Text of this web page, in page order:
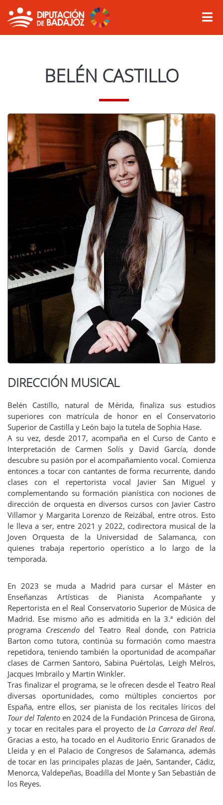
BELÉN CASTILLO
DIRECCIÓN MUSICAL
Belén Castillo, natural de Mérida, finaliza sus estudios
superiores con matrícula de honor en el Conservatorio
Superior de Castilla y León bajo la tutela de Sophia Hase.
A su vez, desde 2017, acompaña en el Curso de Canto e
Interpretación de Carmen Solís y David García, donde
descubre su pasión por el acompañamiento vocal. Comienza
entonces a tocar con cantantes de forma recurrente, dando
clases con el repertorista vocal Javier San Miguel y
complementando su formación pianística con nociones de
dirección de orquesta en diversos cursos con Javier Castro
Villamor y Margarita Lorenzo de Reizábal, entre otros. Esto
le lleva a ser, entre 2021 y 2022, codirectora musical de la
Joven Orquesta de la Universidad de Salamanca, con
quienes trabaja repertorio operístico a lo largo de la
temporada.
En 2023 se muda a Madrid para cursar el Máster en
Enseñanzas Artísticas de Pianista Acompañante y
Repertorista en el Real Conservatorio Superior de Música de
Madrid. Ese mismo año es admitida en la 3.ª edición del
programa Crescendo del Teatro Real donde, con Patricia
Barton como tutora, continúa su formación como maestra
repetidora, teniendo también la oportunidad de acompañar
clases de Carmen Santoro, Sabina Puértolas, Leigh Melros,
Jacques Imbrailo y Martin Winkler.
Tras finalizar el programa, se le ofrecen desde el Teatro Real
diversas oportunidades, como múltiples conciertos por
España, entre ellos, ser pianista de los recitales líricos del
Tour del Talento en 2024 de la Fundación Princesa de Girona,
y tocar en recitales para el proyecto deLa Carroza del Real.
Gracias a esto, ha tocado en el Auditorio Enric Granados de
Lleida y en el Palacio de Congresos de Salamanca, además
de tocar en las principales plazas de Jaén, Santander, Cádiz,
Menorca, Valdepeñas, Boadilla del Monte y San Sebastián de
los Reyes.